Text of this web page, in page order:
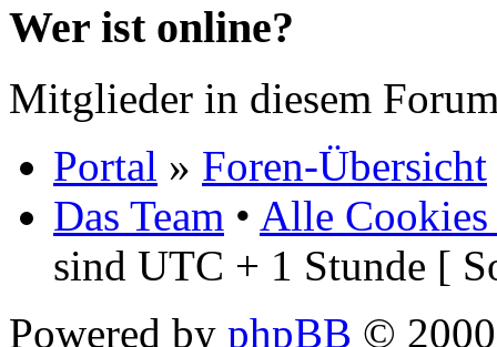
Wer ist online?
Mitglieder in diesem
Portal » Foren-Übersicht
Das Team • Alle Cookies
sind UTC + 1 Stunde [
Powered by phpBB ©